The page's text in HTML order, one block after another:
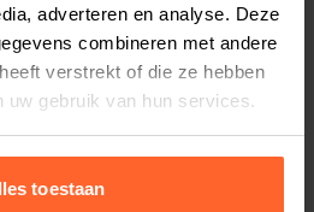
adverteren en analyse. Deze
combineren met andere
verstrekt of die ze hebben
uw gebruik van hun services.
toestaan
(zoals o.a. kip)
HE niet verwerkt. Ook onze
nooit kip producten
heeft meer dan bewezen
geschikt is voor